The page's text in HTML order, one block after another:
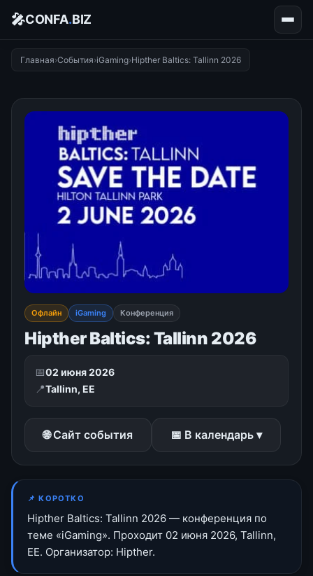
🎤CONFA.BIZ
Главная›События›iGaming›Hipther Baltics: Tallinn 2026
Офлайн iGaming Конференция
Hipther Baltics: Tallinn 2026
📅02 июня 2026
📍Tallinn, EE
🌐 Сайт события 📅 В календарь ▾
📌 КОРОТКО
Hipther Baltics: Tallinn 2026 — конференция по
теме «iGaming». Проходит 02 июня 2026, Tallinn,
EE. Организатор: Hipther.